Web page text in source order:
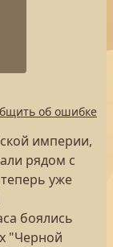
об ошибке
империи,
рядом с
уже
боялись
"Черной